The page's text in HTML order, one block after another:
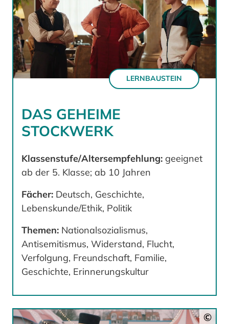
LERNBAUSTEIN
DAS GEHEIME
STOCKWERK
Klassenstufe/Altersempfehlung: geeignet
ab der 5. Klasse; ab 10 Jahren
Fächer: Deutsch, Geschichte,
Lebenskunde/Ethik, Politik
Themen: Nationalsozialismus,
Antisemitismus, Widerstand, Flucht,
Verfolgung, Freundschaft, Familie,
Geschichte, Erinnerungskultur
©